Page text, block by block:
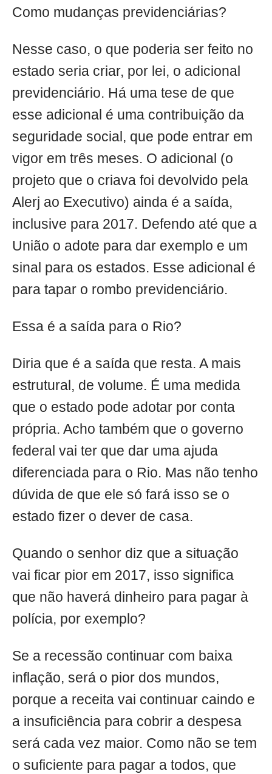
Como mudanças previdenciárias?
Nesse caso, o que poderia ser feito no
estado seria criar, por lei, o adicional
previdenciário. Há uma tese de que
esse adicional é uma contribuição da
seguridade social, que pode entrar em
vigor em três meses. O adicional (o
projeto que o criava foi devolvido pela
Alerj ao Executivo) ainda é a saída,
inclusive para 2017. Defendo até que a
União o adote para dar exemplo e um
sinal para os estados. Esse adicional é
para tapar o rombo previdenciário.
Essa é a saída para o Rio?
Diria que é a saída que resta. A mais
estrutural, de volume. É uma medida
que o estado pode adotar por conta
própria. Acho também que o governo
federal vai ter que dar uma ajuda
diferenciada para o Rio. Mas não tenho
dúvida de que ele só fará isso se o
estado fizer o dever de casa.
Quando o senhor diz que a situação
vai ficar pior em 2017, isso significa
que não haverá dinheiro para pagar à
polícia, por exemplo?
Se a recessão continuar com baixa
inflação, será o pior dos mundos,
porque a receita vai continuar caindo e
a insuficiência para cobrir a despesa
será cada vez maior. Como não se tem
o suficiente para pagar a todos, que